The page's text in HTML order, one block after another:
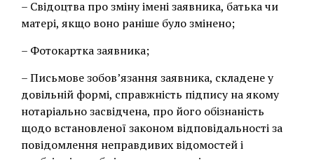
– Свідоцтва про зміну імені заявника, батька чи
матері, якщо воно раніше було змінено;
– Фотокартка заявника;
– Письмове зобов’язання заявника, складене у
довільній формі, справжність підпису на якому
нотаріально засвідчена, про його обізнаність
щодо встановленої законом відповідальності за
повідомлення неправдивих відомостей і